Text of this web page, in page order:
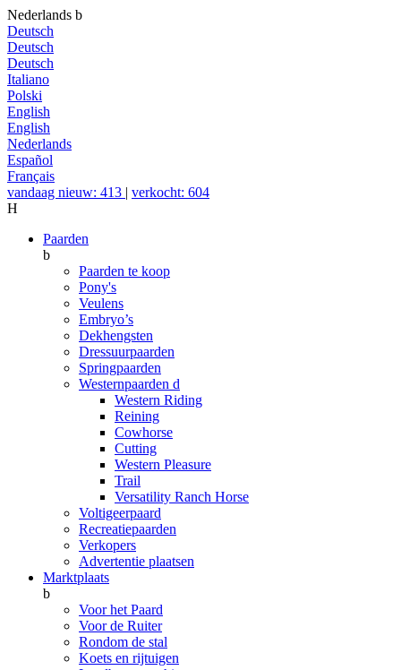
Nederlands b
Deutsch
Deutsch
Deutsch
Italiano
Polski
English
English
Nederlands
Español
Français
vandaag nieuw: 413 | verkocht: 604
H
Paarden
b
Paarden te koop
Pony's
Veulens
Embryo’s
Dekhengsten
Dressuurpaarden
Springpaarden
Westernpaarden d
Western Riding
Reining
Cowhorse
Cutting
Western Pleasure
Trail
Versatility Ranch Horse
Voltigeerpaard
Recreatiepaarden
Verkopers
Advertentie plaatsen
Marktplaats
b
Voor het Paard
Voor de Ruiter
Rondom de stal
Koets en rijtuigen